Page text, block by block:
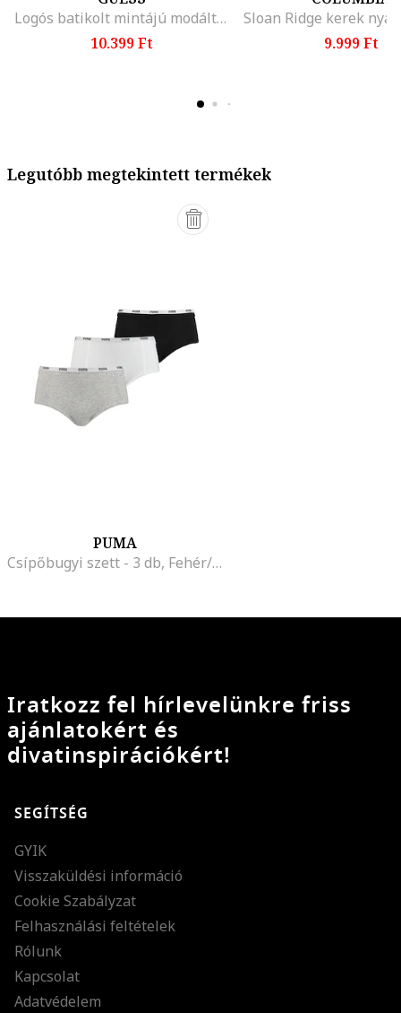
Logós batikolt mintájú modáltartalmú body
10.399 Ft
9.999 Ft
Legutóbb megtekintett termékek
PUMA
Csípőbugyi szett - 3 db, Fehér/Fekete/Melange világosszürke
Iratkozz fel hírlevelünkre friss
ajánlatokért és
divatinspirációkért!
SEGÍTSÉG
GYIK
Visszaküldési információ
Cookie Szabályzat
Felhasználási feltételek
Rólunk
Kapcsolat
Adatvédelem